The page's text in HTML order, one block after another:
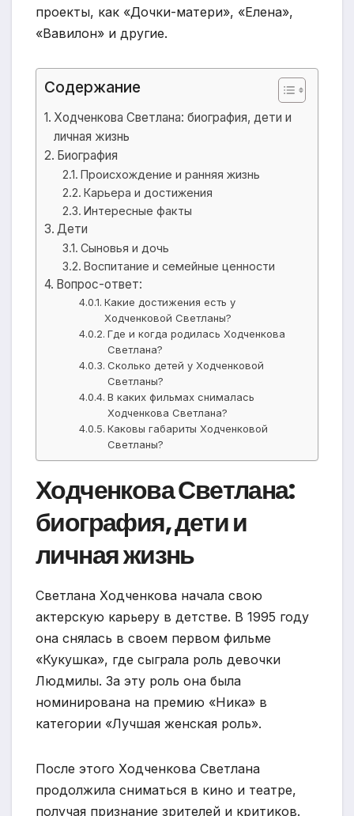
проекты, как «Дочки-матери», «Елена»,
«Вавилон» и другие.
Содержание
Ходченкова Светлана: биография, дети и
личная жизнь
Биография
Происхождение и ранняя жизнь
Карьера и достижения
Интересные факты
Дети
Сыновья и дочь
Воспитание и семейные ценности
Вопрос-ответ:
Какие достижения есть у
Ходченковой Светланы?
Где и когда родилась Ходченкова
Светлана?
Сколько детей у Ходченковой
Светланы?
В каких фильмах снималась
Ходченкова Светлана?
Каковы габариты Ходченковой
Светланы?
Ходченкова Светлана:
биография, дети и
личная жизнь
Светлана Ходченкова начала свою
актерскую карьеру в детстве. В 1995 году
она снялась в своем первом фильме
«Кукушка», где сыграла роль девочки
Людмилы. За эту роль она была
номинирована на премию «Ника» в
категории «Лучшая женская роль».
После этого Ходченкова Светлана
продолжила сниматься в кино и театре,
получая признание зрителей и критиков.